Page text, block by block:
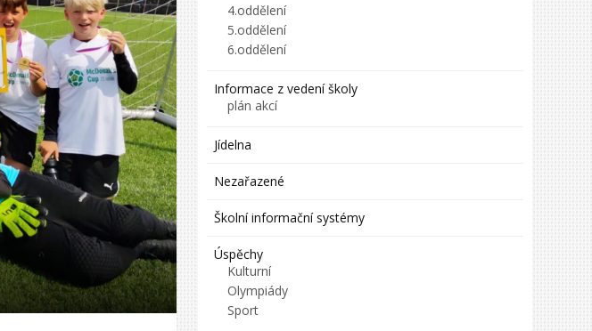
4.oddělení
5.oddělení
6.oddělení
Informace z vedení školy
plán akcí
Jídelna
Nezařazené
Školní informační systémy
Úspěchy
Kulturní
Olympiády
Sport